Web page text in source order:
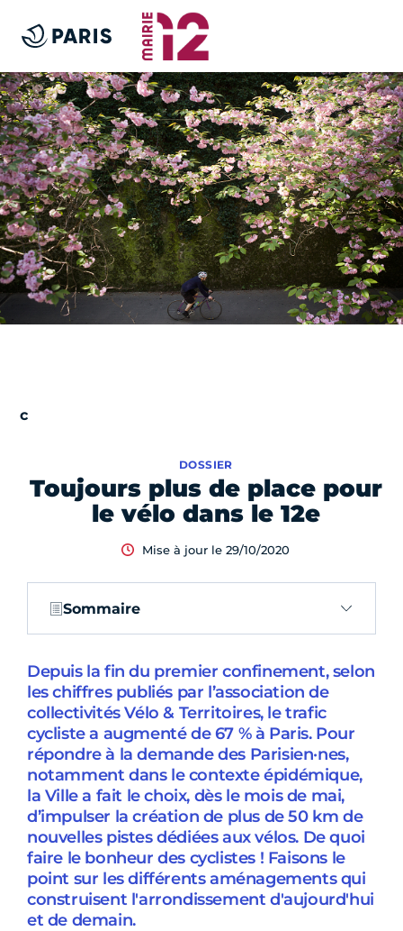
Toujours plus de place pour
le vélo dans le 12e
DOSSIER
Mise à jour le 29/10/2020
Sommaire
Depuis la fin du premier confinement, selon
les chiffres publiés par l’association de
collectivités Vélo & Territoires, le trafic
cycliste a augmenté de 67 % à Paris. Pour
répondre à la demande des Parisien·nes,
notamment dans le contexte épidémique,
la Ville a fait le choix, dès le mois de mai,
d’impulser la création de plus de 50 km de
nouvelles pistes dédiées aux vélos. De quoi
faire le bonheur des cyclistes ! Faisons le
point sur les différents aménagements qui
construisent l'arrondissement d'aujourd'hui
et de demain.